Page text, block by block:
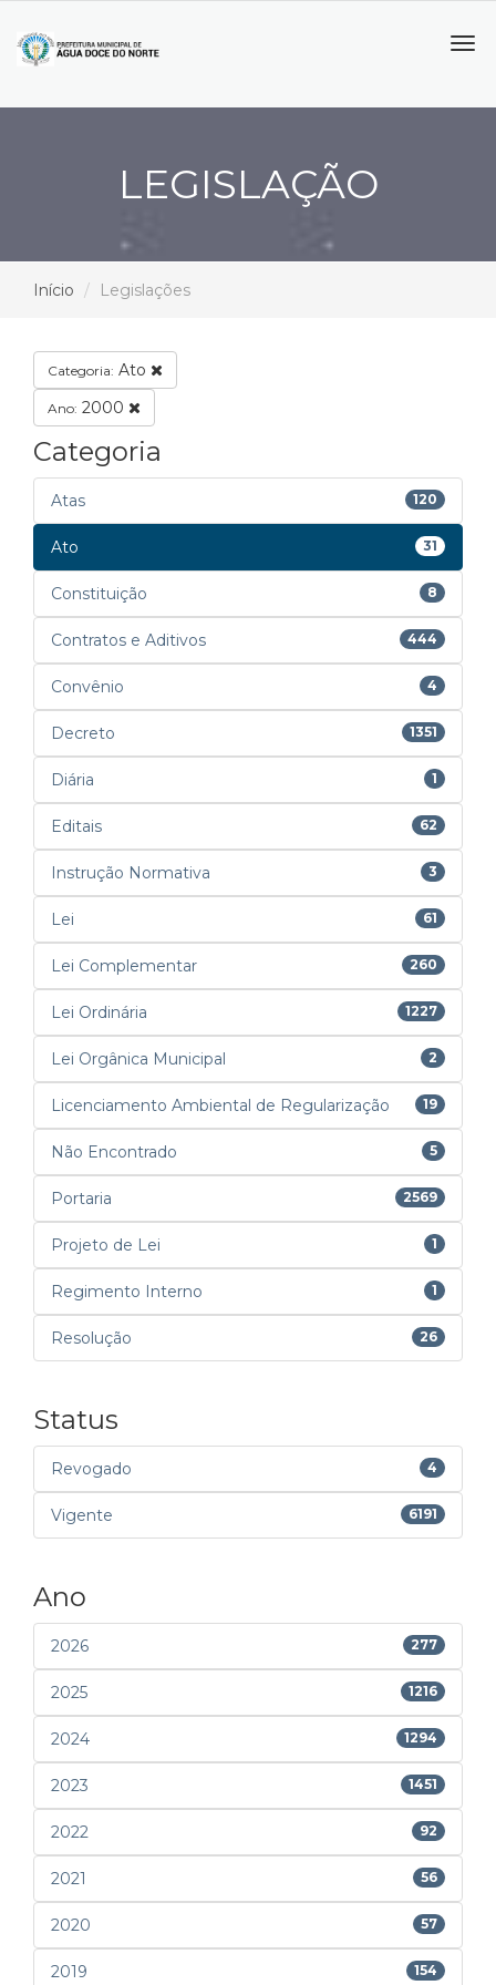
LEGISLAÇÃO
Início Legislações
Categoria: Ato
Ano: 2000
Categoria
Atas 120
Ato 31
Constituição 8
Contratos e Aditivos 444
Convênio 4
Decreto 1351
Diária 1
Editais 62
Instrução Normativa 3
Lei 61
Lei Complementar 260
Lei Ordinária 1227
Lei Orgânica Municipal 2
Licenciamento Ambiental de Regularização 19
Não Encontrado 5
Portaria 2569
Projeto de Lei 1
Regimento Interno 1
Resolução 26
Status
Revogado 4
Vigente 6191
Ano
2026 277
2025 1216
2024 1294
2023 1451
2022 92
2021 56
2020 57
2019 154